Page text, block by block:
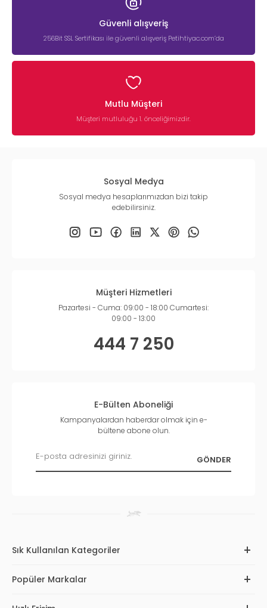
Güvenli alışveriş
256Bit SSL Sertifikası ile güvenli alışveriş Petihtiyac.com’da
Mutlu Müşteri
Müşteri mutluluğu 1. önceliğimizdir.
Sosyal Medya
Sosyal medya hesaplarımızdan bizi takip
edebilirsiniz.
Müşteri Hizmetleri
Pazartesi - Cuma: 09:00 - 18:00 Cumartesi:
09:00 - 13:00
444 7 250
E-Bülten Aboneliği
Kampanyalardan haberdar olmak için e-
bültene abone olun.
Sık Kullanılan Kategoriler
Popüler Markalar